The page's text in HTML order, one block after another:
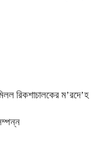
রিকশাচালকের ম’রদে’হ